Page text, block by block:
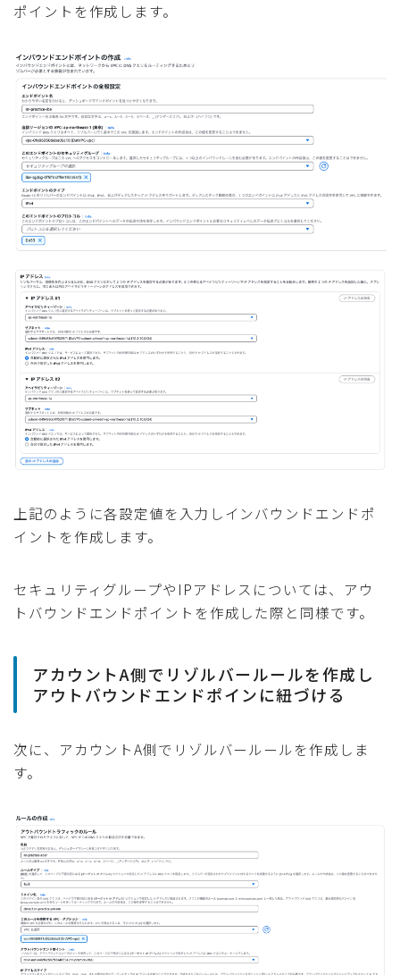
ポイントを作成します。
上記のように各設定値を入力しインバウンドエンドポ
イントを作成します。
セキュリティグループやIPアドレスについては、アウ
トバウンドエンドポイントを作成した際と同様です。
アカウントA側でリゾルバールールを作成し
アウトバウンドエンドポインに紐づける
次に、アカウントA側でリゾルバールールを作成しま
す。